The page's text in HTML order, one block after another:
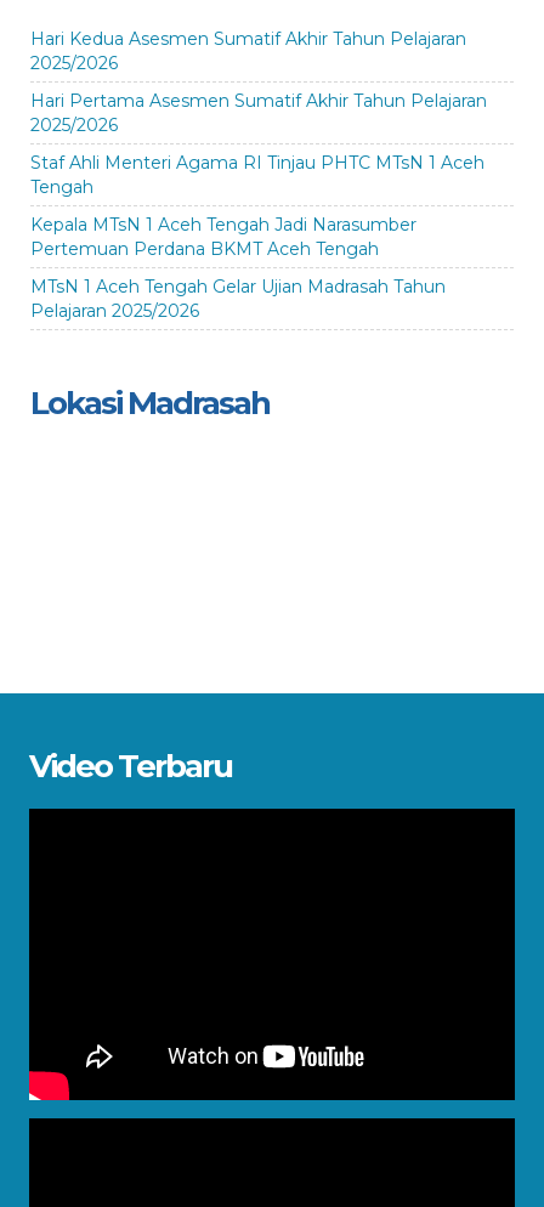
Hari Kedua Asesmen Sumatif Akhir Tahun Pelajaran
2025/2026
Hari Pertama Asesmen Sumatif Akhir Tahun Pelajaran
2025/2026
Staf Ahli Menteri Agama RI Tinjau PHTC MTsN 1 Aceh
Tengah
Kepala MTsN 1 Aceh Tengah Jadi Narasumber
Pertemuan Perdana BKMT Aceh Tengah
MTsN 1 Aceh Tengah Gelar Ujian Madrasah Tahun
Pelajaran 2025/2026
Lokasi Madrasah
Video Terbaru